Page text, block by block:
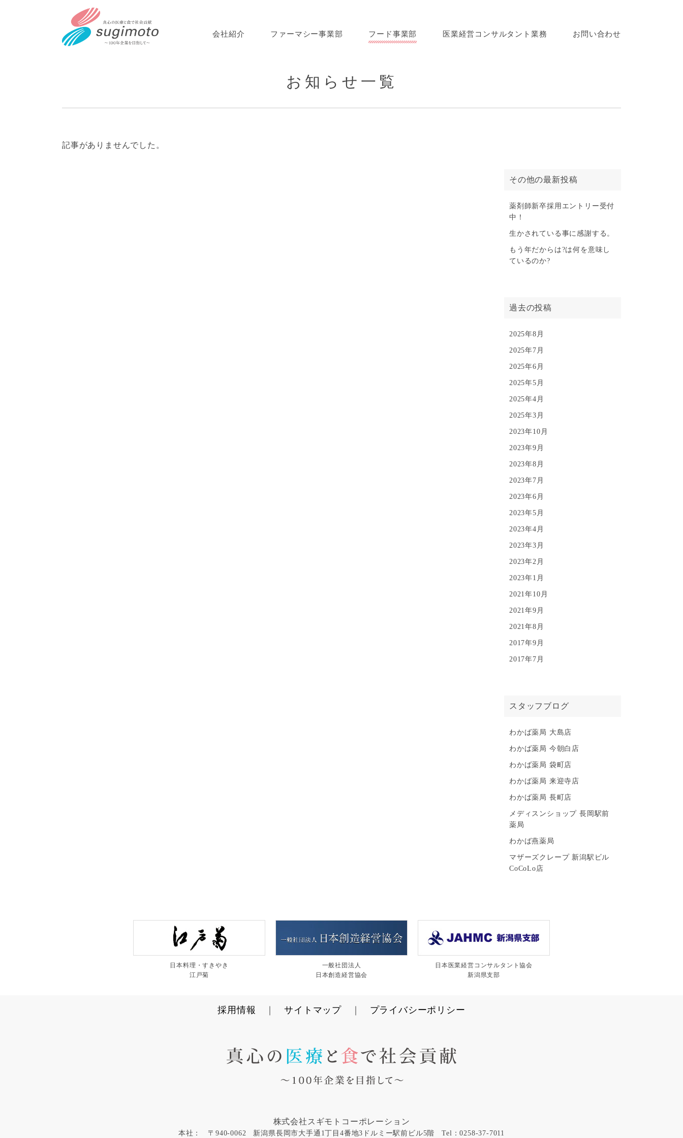
会社紹介 ファーマシー事業部 フード事業部 医業経営コンサルタント業務 お問い合わせ
お知らせ一覧
記事がありませんでした。
その他の最新投稿
薬剤師新卒採用エントリー受付
中！
生かされている事に感謝する。
もう年だからは?は何を意味し
ているのか?
過去の投稿
2025年8月
2025年7月
2025年6月
2025年5月
2025年4月
2025年3月
2023年10月
2023年9月
2023年8月
2023年7月
2023年6月
2023年5月
2023年4月
2023年3月
2023年2月
2023年1月
2021年10月
2021年9月
2021年8月
2017年9月
2017年7月
スタッフブログ
わかば薬局 大島店
わかば薬局 今朝白店
わかば薬局 袋町店
わかば薬局 来迎寺店
わかば薬局 長町店
メディスンショップ 長岡駅前
薬局
わかば燕薬局
マザーズクレープ 新潟駅ビル
CoCoLo店
日本料理・すきやき
江戸菊
一般社団法人
日本創造経営協会
日本医業経営コンサルタント協会
新潟県支部
採用情報 サイトマップ プライバシーポリシー
株式会社スギモトコーポレーション
本社： 〒940-0062 新潟県長岡市大手通1丁目4番地3ドルミー駅前ビル5階 Tel：0258-37-7011